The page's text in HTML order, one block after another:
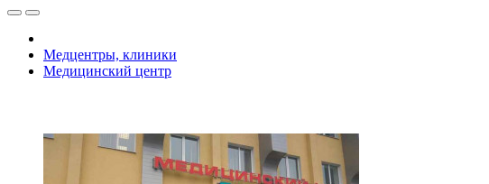
Медцентры, клиники
Медицинский центр